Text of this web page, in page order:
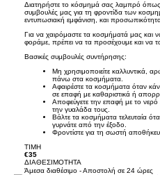
Διατηρήστε το κόσμημά σας λαμπρό
συμβουλές μας για τη φροντίδα των
εντυπωσιακή εμφάνιση, και προσωπικότητα
Για να χαιρόμαστε τα κοσμήματά μας και
φοράμε, πρέπει να τα προσέχουμε και να τα
Βασικές συμβουλές συντήρησης:
Μη χρησιμοποιείτε καλλυντικά,
πάνω στα κοσμήματα.
Αφαιρέστε τα κοσμήματα όταν
σε επαφή με καθαριστικά ή
Αποφεύγετε την επαφή με το
την γυαλάδα τους.
Βάλτε τα κοσμήματα τελευταία
γυρνάτε από την έξοδο.
Φροντίστε για τη σωστή
TIMH
€35
ΔΙΑΘΕΣΙΜΟΤΗΤΑ
Άμεσα διαθέσιμο - Αποστολή σε 24 ώρες